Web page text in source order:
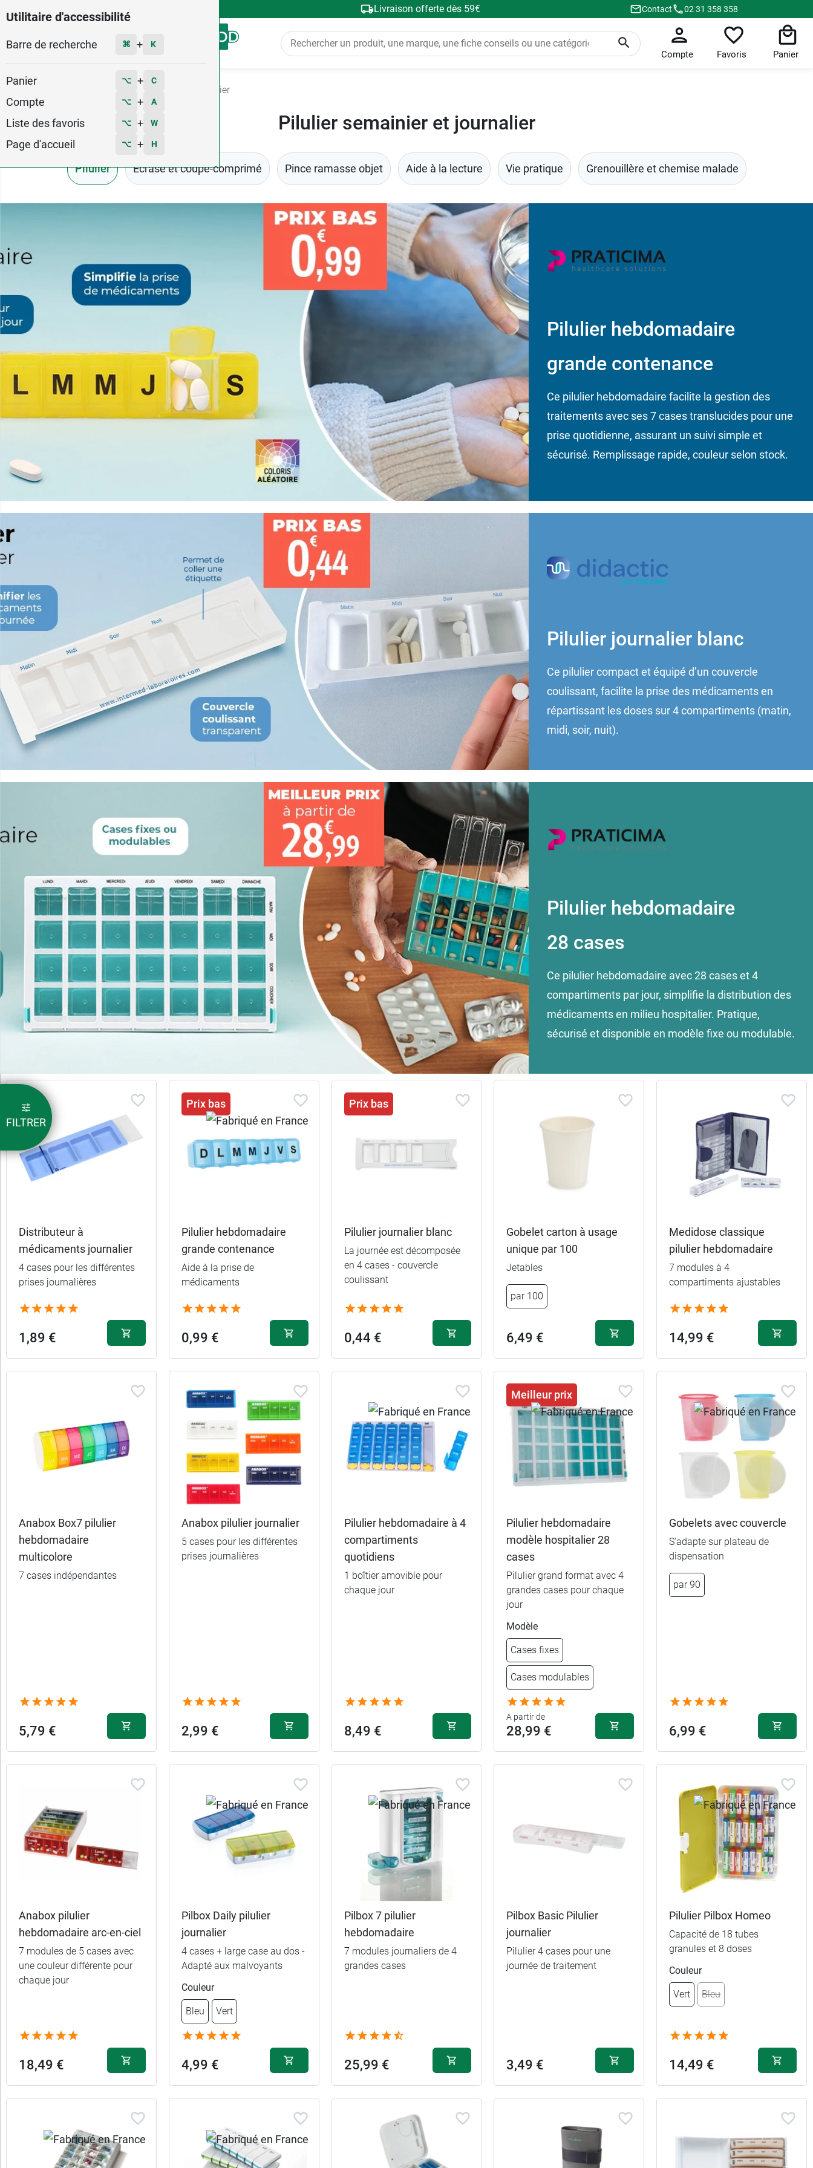
Utilitaire d'accessibilité
Barre de recherche ⌘ + K
Panier ⌥ + C
Compte ⌥ + A
Liste des favoris ⌥ + W
Page d'accueil ⌥ + H
Livraison offerte dès 59€ Contact 02 31 358 358
Menu
Compte Favoris Panier
Pilulier
Pilulier semainier et journalier
Pilulier Ecrase et coupe-comprimé Pince ramasse objet Aide à la lecture Vie pratique Grenouillère et chemise malade
Pilulier hebdomadaire
grande contenance
Ce pilulier hebdomadaire facilite la gestion des
traitements avec ses 7 cases translucides pour une
prise quotidienne, assurant un suivi simple et
sécurisé. Remplissage rapide, couleur selon stock.
Pilulier journalier blanc
Ce pilulier compact et équipé d’un couvercle
coulissant, facilite la prise des médicaments en
répartissant les doses sur 4 compartiments (matin,
midi, soir, nuit).
Pilulier hebdomadaire
28 cases
Ce pilulier hebdomadaire avec 28 cases et 4
compartiments par jour, simplifie la distribution des
médicaments en milieu hospitalier. Pratique,
sécurisé et disponible en modèle fixe ou modulable.
produits
TrierPar défaut
Marques
France
Caractéristiques
FILTRER
Distributeur à
médicaments journalier
4 cases pour les différentes
prises journalières
1,89 €
Prix bas
Pilulier hebdomadaire
grande contenance
Aide à la prise de
médicaments
0,99 €
Prix bas
Pilulier journalier blanc
La journée est décomposée
en 4 cases - couvercle
coulissant
0,44 €
Gobelet carton à usage
unique par 100
Jetables
par 100
6,49 €
Medidose classique
pilulier hebdomadaire
7 modules à 4
compartiments ajustables
14,99 €
Anabox Box7 pilulier
hebdomadaire
multicolore
7 cases indépendantes
5,79 €
Anabox pilulier journalier
5 cases pour les différentes
prises journalières
2,99 €
Pilulier hebdomadaire à 4
compartiments
quotidiens
1 boîtier amovible pour
chaque jour
8,49 €
Meilleur prix
Pilulier hebdomadaire
modèle hospitalier 28
cases
Pilulier grand format avec 4
grandes cases pour chaque
jour
Modèle
Cases fixes
Cases modulables
A partir de
28,99 €
Cases
modulables
Gobelets avec couvercle
S'adapte sur plateau de
dispensation
par 90
6,99 €
Anabox pilulier
hebdomadaire arc-en-ciel
7 modules de 5 cases avec
une couleur différente pour
chaque jour
18,49 €
Pilbox Daily pilulier
journalier
4 cases + large case au dos -
Adapté aux malvoyants
Couleur
Bleu Vert
4,99 €
Pilbox 7 pilulier
hebdomadaire
7 modules journaliers de 4
grandes cases
25,99 €
Pilbox Basic Pilulier
journalier
Pilulier 4 cases pour une
journée de traitement
3,49 €
Pilulier Pilbox Homeo
Capacité de 18 tubes
granules et 8 doses
Couleur
Vert Bleu
14,49 €